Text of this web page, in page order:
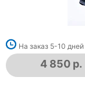
На заказ 5-10 дней
4 850 р.